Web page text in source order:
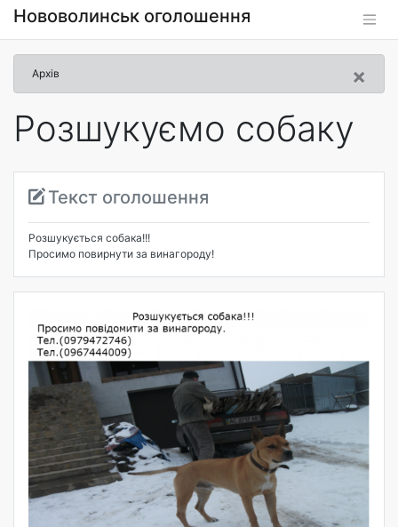
Нововолинськ оголошення
×
Архів
Розшукуємо собаку
Текст оголошення
Розшукується собака!!!
Просимо повирнути за винагороду!